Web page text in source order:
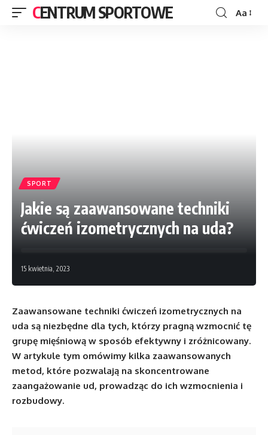
CENTRUM SPORTOWE Aa
SPORT
Jakie są zaawansowane techniki
ćwiczeń izometrycznych na uda?
15 kwietnia, 2023
Zaawansowane techniki ćwiczeń izometrycznych na
uda są niezbędne dla tych, którzy pragną wzmocnić tę
grupę mięśniową w sposób efektywny i zróżnicowany.
W artykule tym omówimy kilka zaawansowanych
metod, które pozwalają na skoncentrowane
zaangażowanie ud, prowadząc do ich wzmocnienia i
rozbudowy.